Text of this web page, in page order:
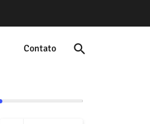
Contato